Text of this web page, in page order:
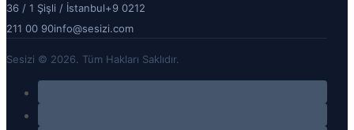
36 / 1 Şişli / İstanbul+9 0212
211 00 90info@sesizi.com
Sesizi © 2026. Tüm Hakları Saklıdır.